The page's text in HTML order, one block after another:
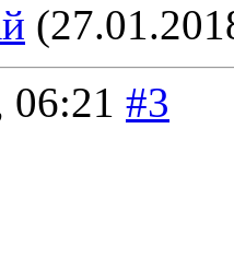
06:21 #3